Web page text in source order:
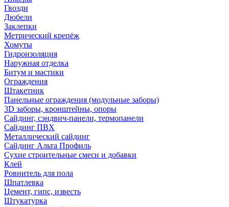
Гвозди
Дюбели
Заклепки
Метрический крепёж
Хомуты
Гидроизоляция
Наружная отделка
Битум и мастики
Ограждения
Штакетник
Панельные ограждения (модульные заборы)
3D заборы, кронштейны, опоры
Cайдинг, сэндвич-панели, термопанели
Сайдинг ПВХ
Металлический сайдинг
Сайдинг Альта Профиль
Сухие строительные смеси и добавки
Клей
Ровнитель для пола
Шпатлевка
Цемент, гипс, известь
Штукатурка